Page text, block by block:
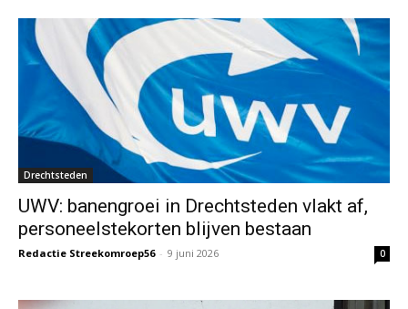
Drechtsteden
UWV: banengroei in Drechtsteden vlakt af,
personeelstekorten blijven bestaan
Redactie Streekomroep56 - 9 juni 2026 0